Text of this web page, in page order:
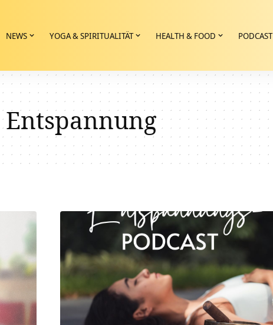
NEWS YOGA & SPIRITUALITÄT HEALTH & FOOD PODCAST
Entspannung